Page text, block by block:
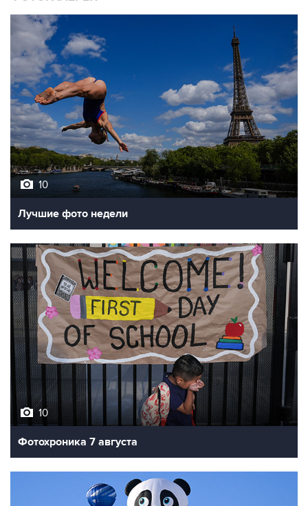
10
Лучшие фото недели
10
Фотохроника 7 августа